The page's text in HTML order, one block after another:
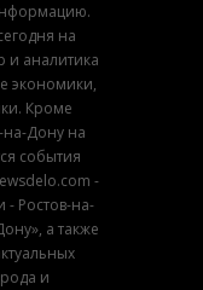
на
и аналитика
экономики,
Кроме
на-Дону на
события
-
- Ростов-на-
а также
и